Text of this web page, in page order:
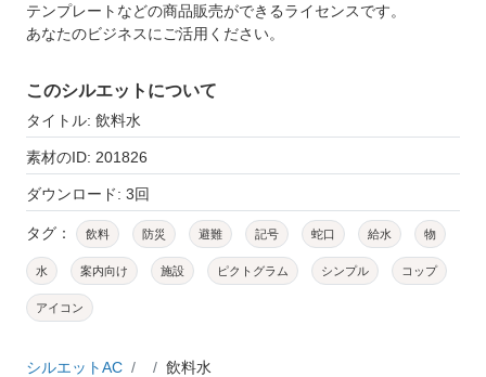
テンプレートなどの商品販売ができるライセンスです。
あなたのビジネスにご活用ください。
このシルエットについて
タイトル: 飲料水
素材のID: 201826
ダウンロード: 3回
タグ： 飲料 防災 避難 記号 蛇口 給水 物
水 案内向け 施設 ピクトグラム シンプル コップ
アイコン
シルエットAC 飲料水